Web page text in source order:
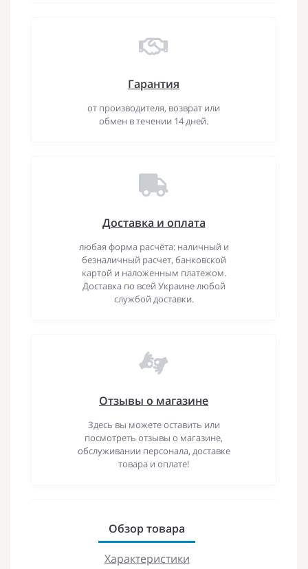
Гарантия
от производителя, возврат или
обмен в течении 14 дней.
Доставка и оплата
любая форма расчёта: наличный и
безналичный расчет, банковской
картой и наложенным платежом.
Доставка по всей Украине любой
службой доставки.
Отзывы о магазине
Здесь вы можете оставить или
посмотреть отзывы о магазине,
обслуживании персонала, доставке
товара и оплате!
Обзор товара
Характеристики